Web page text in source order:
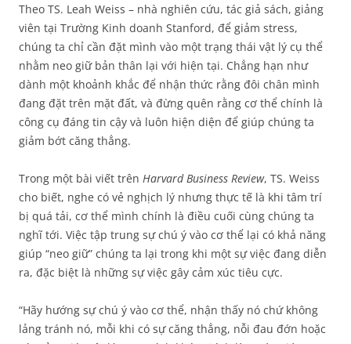
Theo TS. Leah Weiss – nhà nghiên cứu, tác giả sách, giảng
viên tại Trường Kinh doanh Stanford, để giảm stress,
chúng ta chỉ cần đặt mình vào một trạng thái vật lý cụ thể
nhằm neo giữ bản thân lại với hiện tại. Chẳng hạn như
dành một khoảnh khắc để nhận thức rằng đôi chân mình
đang đặt trên mặt đất, và đừng quên rằng cơ thể chính là
công cụ đáng tin cậy và luôn hiện diện để giúp chúng ta
giảm bớt căng thẳng.
Trong một bài viết trên Harvard Business Review, TS. Weiss
cho biết, nghe có vẻ nghịch lý nhưng thực tế là khi tâm trí
bị quá tải, cơ thể mình chính là điều cuối cùng chúng ta
nghĩ tới. Việc tập trung sự chú ý vào cơ thể lại có khả năng
giúp “neo giữ” chúng ta lại trong khi một sự việc đang diễn
ra, đặc biệt là những sự việc gây cảm xúc tiêu cực.
“Hãy hướng sự chú ý vào cơ thể, nhận thấy nó chứ không
lảng tránh nó, mỗi khi có sự căng thẳng, nỗi đau đớn hoặc